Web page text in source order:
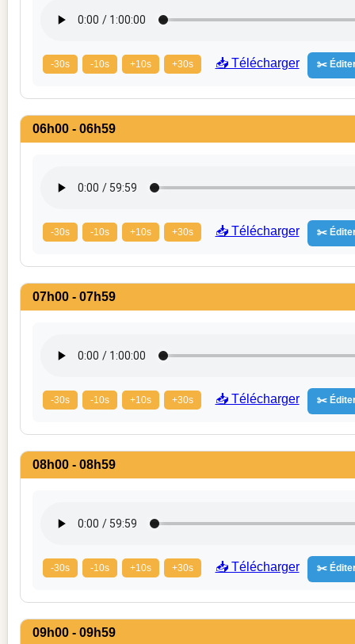
-30s -10s +10s +30s 📥 Télécharger ✂️
06h00 - 06h59
-30s -10s +10s +30s 📥 Télécharger ✂️
07h00 - 07h59
-30s -10s +10s +30s 📥 Télécharger ✂️
08h00 - 08h59
-30s -10s +10s +30s 📥 Télécharger ✂️
09h00 - 09h59